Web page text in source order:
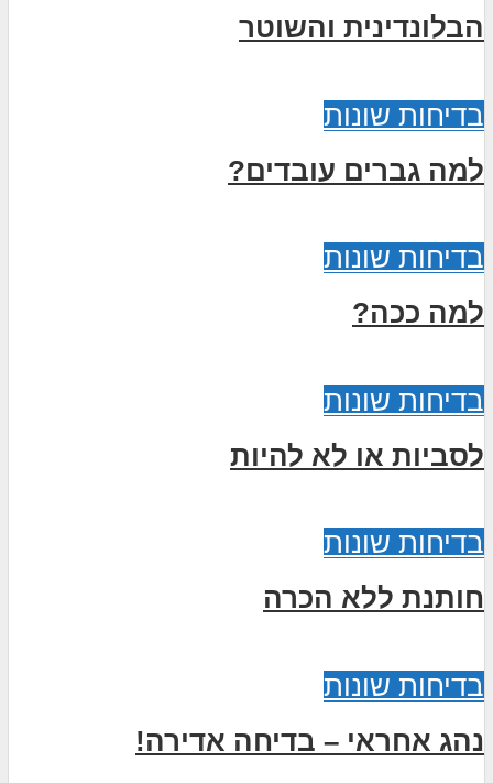
הבלונדינית והשוטר
בדיחות שונות
למה גברים עובדים?
בדיחות שונות
למה ככה?
בדיחות שונות
לסביות או לא להיות
בדיחות שונות
חותנת ללא הכרה
בדיחות שונות
נהג אחראי – בדיחה אדירה!